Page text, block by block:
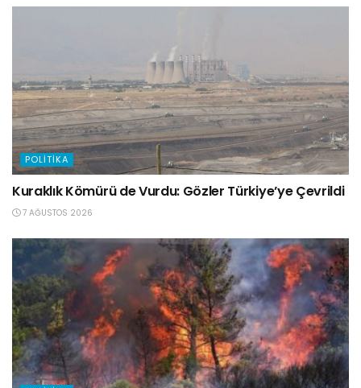
POLITIKA
Kuraklık Kömürü de Vurdu: Gözler Türkiye’ye Çevrildi
7 AĞUSTOS 2026